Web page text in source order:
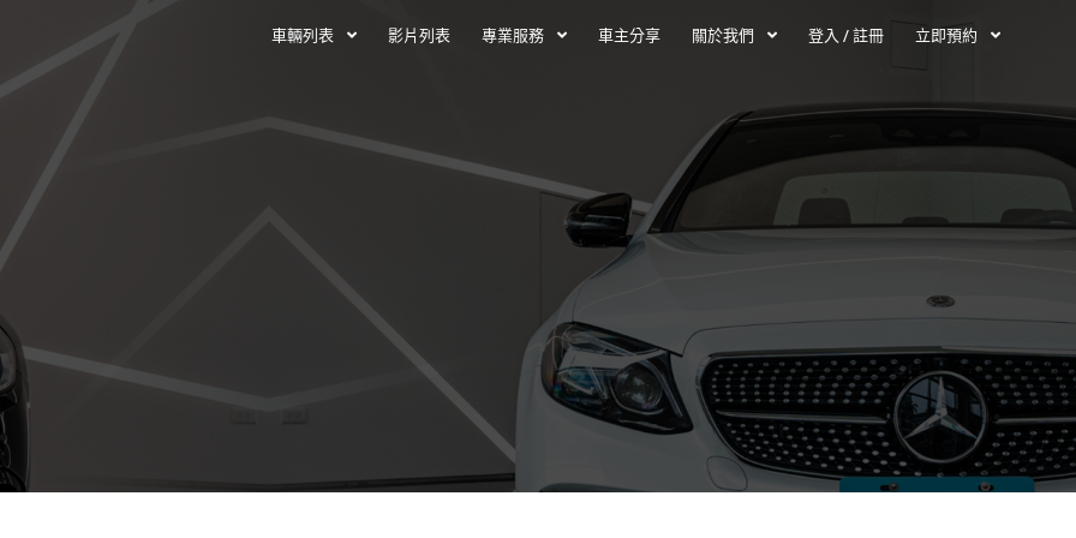
車輛列表 影片列表 專業服務 車主分享 關於我們 登入 / 註冊 立即預約